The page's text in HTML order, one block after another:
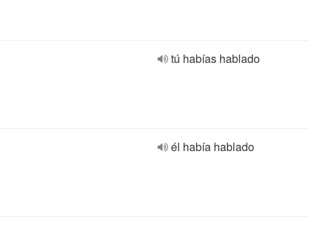
tú habías hablado
él había hablado